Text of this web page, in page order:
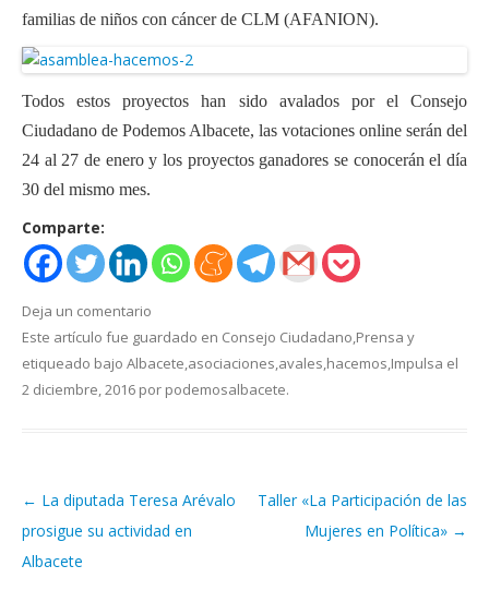
familias de niños con cáncer de CLM (AFANION).
Todos estos proyectos han sido avalados por el Consejo
Ciudadano de Podemos Albacete, las votaciones online serán del
24 al 27 de enero y los proyectos ganadores se conocerán el día
30 del mismo mes.
Comparte:
Deja un comentario
Este artículo fue guardado en Consejo Ciudadano,Prensa y
etiqueado bajo Albacete,asociaciones,avales,hacemos,Impulsa el
2 diciembre, 2016 por podemosalbacete.
Navegación de artículos
← La diputada Teresa Arévalo
prosigue su actividad en
Albacete
Taller «La Participación de las
Mujeres en Política» →